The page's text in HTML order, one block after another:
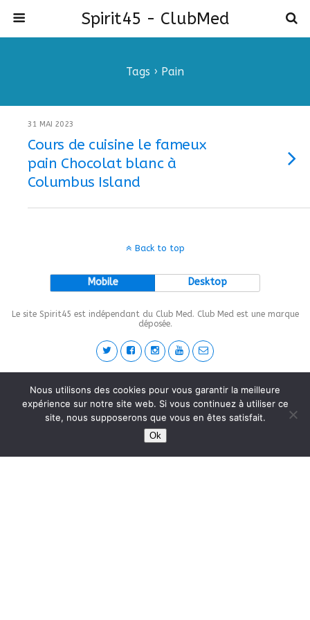
Spirit45 - ClubMed
Tags › Pain
31 MAI 2023
Cours de cuisine le fameux
pain Chocolat blanc à
Columbus Island
Back to top
Mobile Desktop
Le site Spirit45 est indépendant du Club Med. Club Med est une marque
déposée.
This site is protected by wp-copyrightpro.com
Nous utilisons des cookies pour vous garantir la meilleure
expérience sur notre site web. Si vous continuez à utiliser ce
site, nous supposerons que vous en êtes satisfait.
Ok